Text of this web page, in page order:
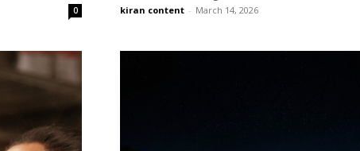
0 kiran content - March 14, 2026